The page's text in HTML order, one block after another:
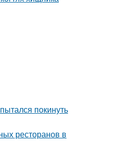
покинуть
ресторанов в